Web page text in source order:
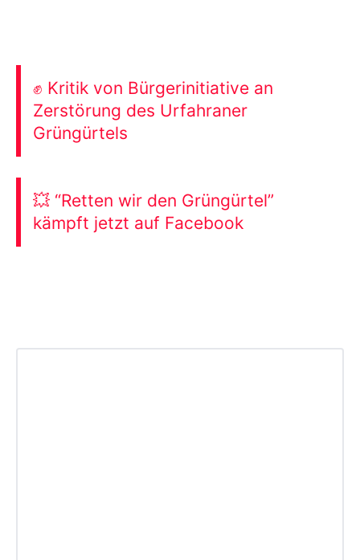
✊ Kritik von Bürgerinitiative an
Zerstörung des Urfahraner
Grüngürtels
💥 “Retten wir den Grüngürtel”
kämpft jetzt auf Facebook